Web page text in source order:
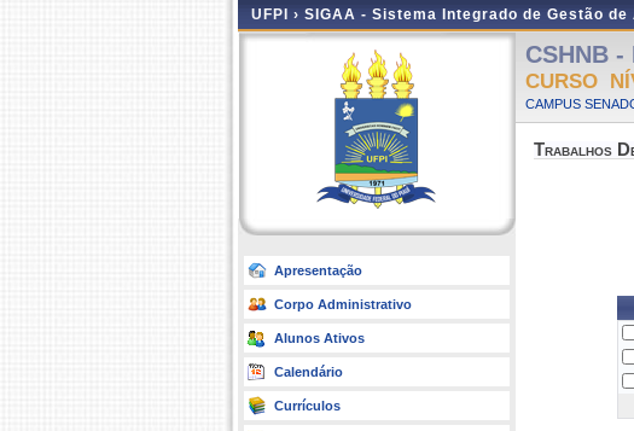
UFPI › SIGAA - Sistema Integrado de Gestão
Apresentação
Corpo Administrativo
Alunos Ativos
Calendário
Currículos
CSHNB
CURSO
CAMPUS
Trabalhos